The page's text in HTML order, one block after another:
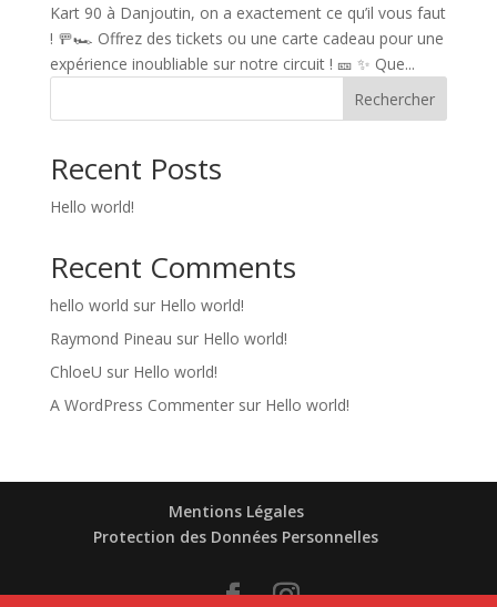
Kart 90 à Danjoutin, on a exactement ce qu’il vous faut
! 🚥🏎️ Offrez des tickets ou une carte cadeau pour une
expérience inoubliable sur notre circuit ! 🎫 ✨ Que...
Rechercher
Recent Posts
Hello world!
Recent Comments
hello world sur Hello world!
Raymond Pineau sur Hello world!
ChloeU sur Hello world!
A WordPress Commentersur Hello world!
Mentions Légales
Protection des Données Personnelles